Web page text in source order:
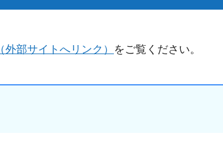
部サイトへリンク） をご覧ください。